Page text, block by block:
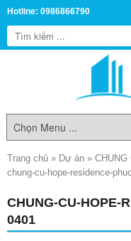
Hotline: 0986866790
Trang chủ » Dự án »
chung-cu-hope-residence-
CHUNG-CU-HOPE-
0401